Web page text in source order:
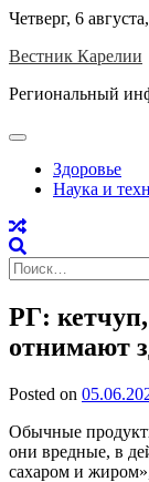
Skip
content
Четверг, 6
Вестник Карелии
Региональный
Здоровье
Наука и
Найти:
РГ:
отнимают
Posted on
Обычные
они вредные, в
сахаром и